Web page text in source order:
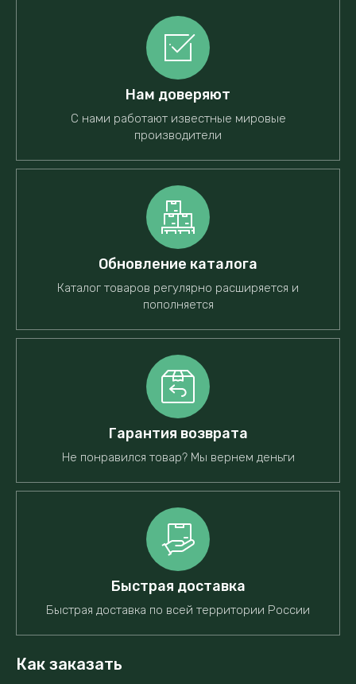
Нам доверяют
С нами работают известные мировые
производители
Обновление каталога
Каталог товаров регулярно расширяется и
пополняется
Гарантия возврата
Не понравился товар? Мы вернем деньги
Быстрая доставка
Быстрая доставка по всей территории России
Как заказать